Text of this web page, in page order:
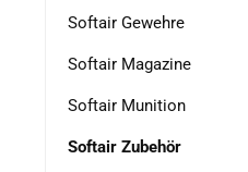
Softair Gewehre
Softair Magazine
Softair Munition
Softair Zubehör